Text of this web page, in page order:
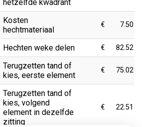
hetzelfde kwadrant
Kosten
hechtmateriaal
€ 7.50
Hechten weke delen € 82.52
Terugzetten tand of
kies, eerste element
€ 75.02
Terugzetten tand of
kies, volgend
element in dezelfde
zitting
€ 22.51